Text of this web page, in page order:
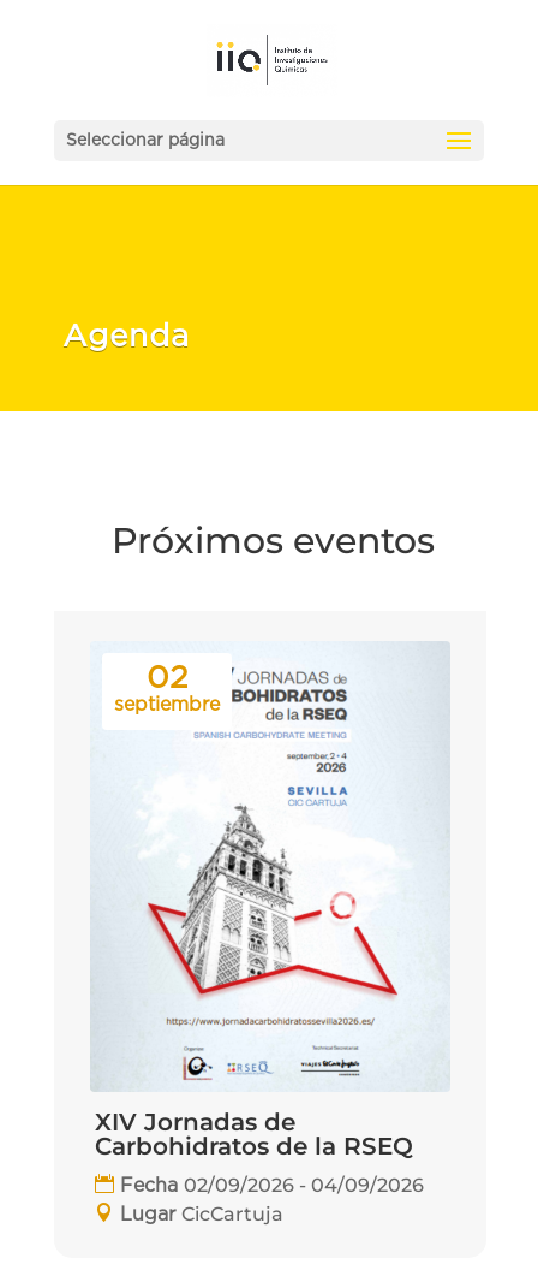
Seleccionar página
Agenda
Próximos eventos
02
septiembre
XIV Jornadas de
Carbohidratos de la RSEQ
Fecha 02/09/2026 - 04/09/2026
Lugar CicCartuja